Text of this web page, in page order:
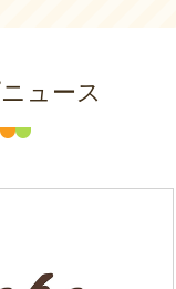
ュース